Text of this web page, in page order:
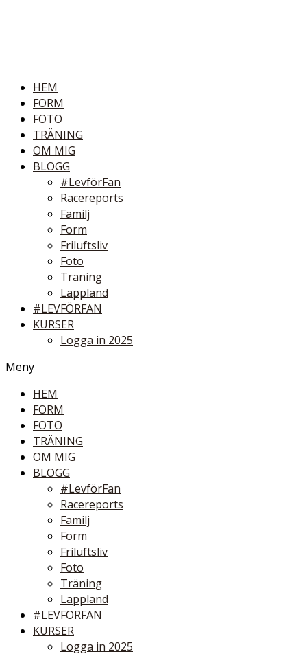
HEM
FORM
FOTO
TRÄNING
OM MIG
BLOGG
#LevförFan
Racereports
Familj
Form
Friluftsliv
Foto
Träning
Lappland
#LEVFÖRFAN
KURSER
Logga in 2025
Meny
HEM
FORM
FOTO
TRÄNING
OM MIG
BLOGG
#LevförFan
Racereports
Familj
Form
Friluftsliv
Foto
Träning
Lappland
#LEVFÖRFAN
KURSER
Logga in 2025